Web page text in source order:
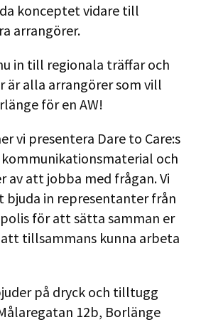
konceptet vidare till
arrangörer.
in till regionala träffar och
är alla arrangörer som vill
för en AW!
vi presentera Dare to Care:s
och
av att jobba med frågan. Vi
bjuda in representanter från
för att sätta samman er
tillsammans kunna arbeta
på dryck och tilltugg
12b, Borlänge